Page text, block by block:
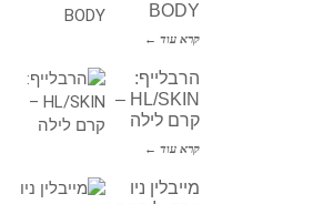
BODY
קרא עוד ←
הרבלייף:
HL/SKIN –
קרם לילה
קרא עוד ←
מייבלין ניו